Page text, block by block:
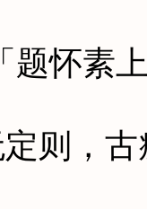
怀素上
，古